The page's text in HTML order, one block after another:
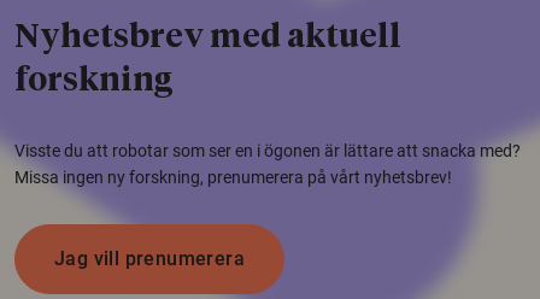
Nyhetsbrev med aktuell
forskning
Visste du att robotar som ser en i ögonen är lättare att snacka med?
Missa ingen ny forskning, prenumerera på vårt nyhetsbrev!
Jag vill prenumerera